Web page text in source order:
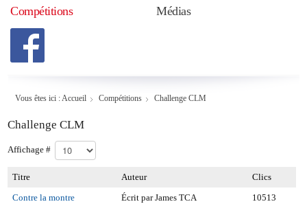
Compétitions
Médias
Vous êtes ici :Accueil Compétitions Challenge CLM
Challenge CLM
Affichage #
Titre Auteur Clics
Contre la montre Écrit par James TCA 10513